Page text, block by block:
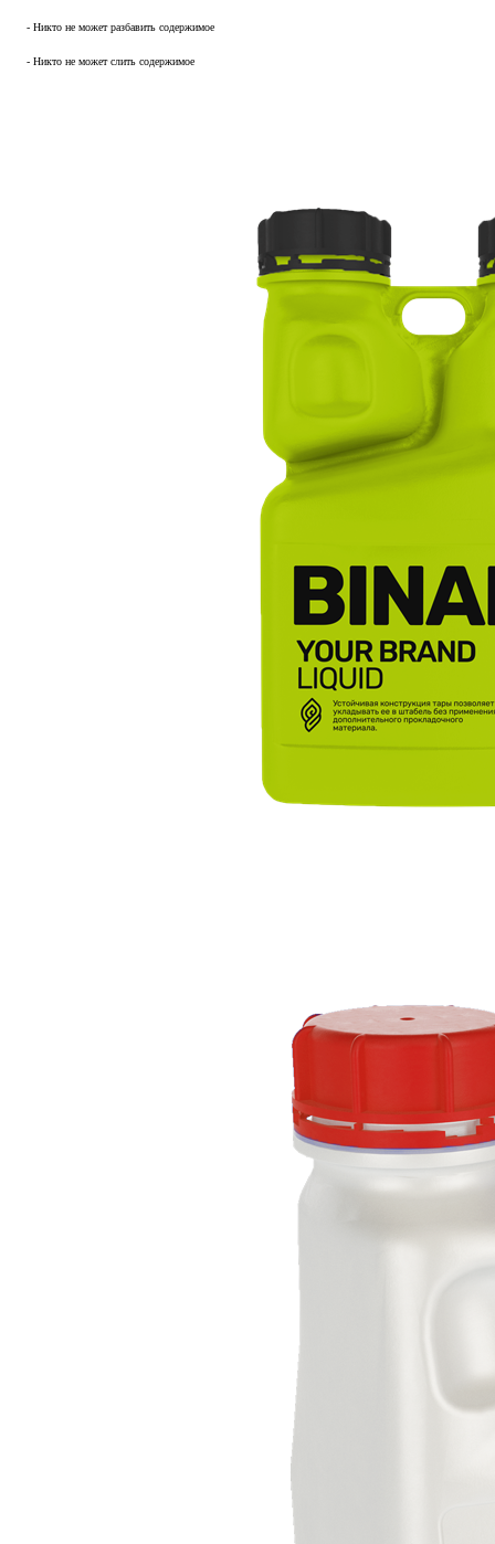
- Никто не может разбавить содержимое
- Никто не может слить содержимое